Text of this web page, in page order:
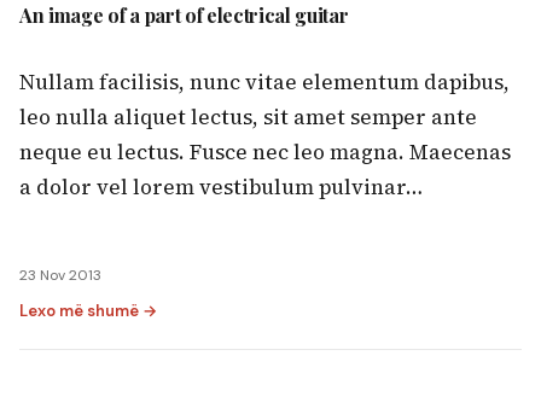
An image of a part of electrical guitar
Nullam facilisis, nunc vitae elementum dapibus,
leo nulla aliquet lectus, sit amet semper ante
neque eu lectus. Fusce nec leo magna. Maecenas
a dolor vel lorem vestibulum pulvinar…
23 Nov 2013
Lexo më shumë →